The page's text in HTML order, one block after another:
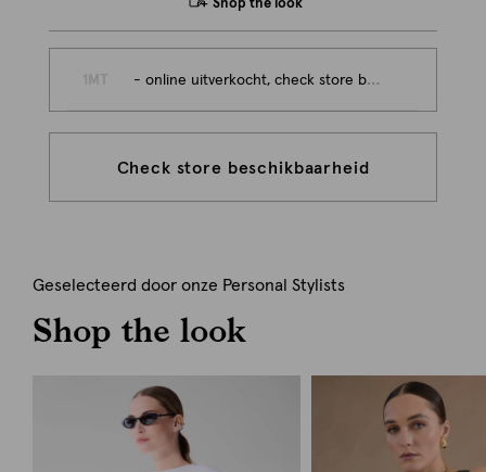
Shop the look
- online uitverkocht, check store beschikbaarheid
Check store beschikbaarheid
Geselecteerd door onze Personal Stylists
Shop the look